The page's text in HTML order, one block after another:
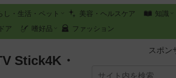
し・生活・ペット 美容・ヘルスケア 知識
ア 嗜好品 ファッション
Stick4K・
スポン